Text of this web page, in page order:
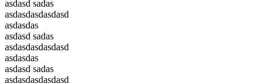
asdasd sadas
asdasdasdasdasd
asdasdas
asdasd sadas
asdasdasdasdasd
asdasdas
asdasd sadas
asdasdasdasdasd